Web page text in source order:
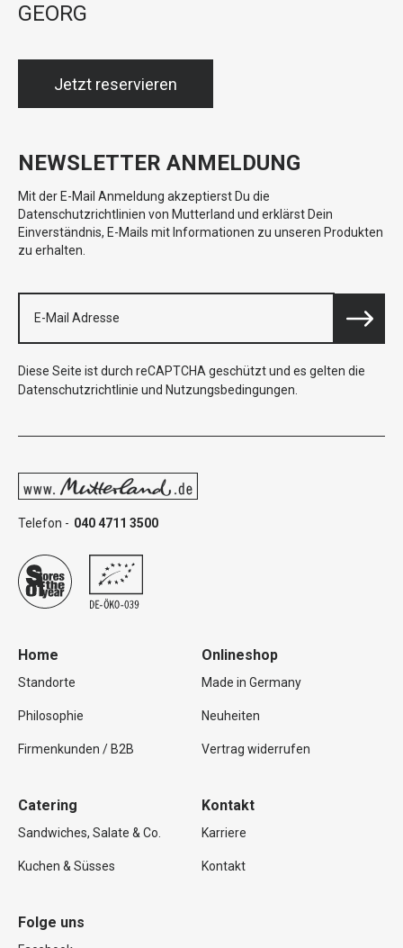
GEORG
Jetzt reservieren
NEWSLETTER ANMELDUNG
Mit der E-Mail Anmeldung akzeptierst Du die
Datenschutzrichtlinien von Mutterland und erklärst Dein
Einverständnis, E-Mails mit Informationen zu unseren Produkten
zu erhalten.
Diese Seite ist durch reCAPTCHA geschützt und es gelten die
Datenschutzrichtlinie und Nutzungsbedingungen
Telefon - 040 4711 3500
Home
Standorte
Philosophie
Firmenkunden / B2B
Onlineshop
Made in Germany
Neuheiten
Vertrag widerrufen
Catering
Sandwiches, Salate & Co.
Kuchen & Süsses
Kontakt
Karriere
Kontakt
Folge uns